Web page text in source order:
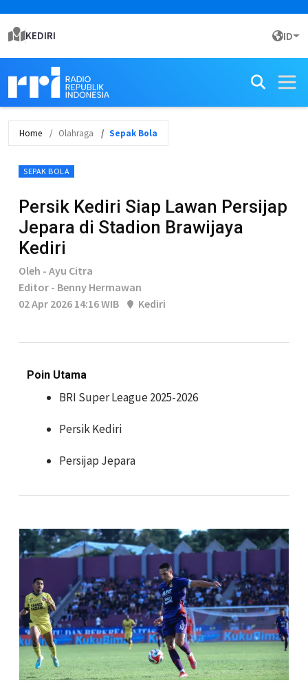
KEDIRI ID
Home Olahraga Sepak Bola
SEPAK BOLA
Persik Kediri Siap Lawan Persijap
Jepara di Stadion Brawijaya
Kediri
Oleh - Ayu Citra
Editor - Benny Hermawan
02 Apr 2026 14:16 WIB
Kediri
Poin Utama
BRI Super League 2025-2026
Persik Kediri
Persijap Jepara